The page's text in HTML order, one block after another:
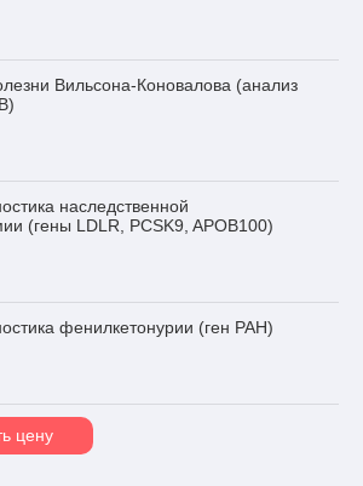
Вильсона-Коновалова (анализ
наследственной
(гены LDLR, PCSK9, APOB100)
фенилкетонурии (ген PAH)
цену